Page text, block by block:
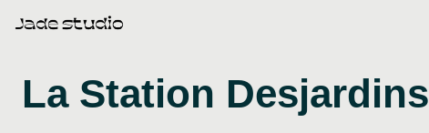
Skip
La Station Desjardins